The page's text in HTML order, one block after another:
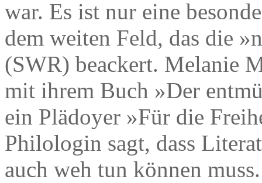
war. Es ist nur eine
dem weiten Feld, das die
(SWR) beackert. Melanie
mit ihrem Buch »Der
ein Plädoyer »Für die
Philologin sagt, dass
auch weh tun können muss.